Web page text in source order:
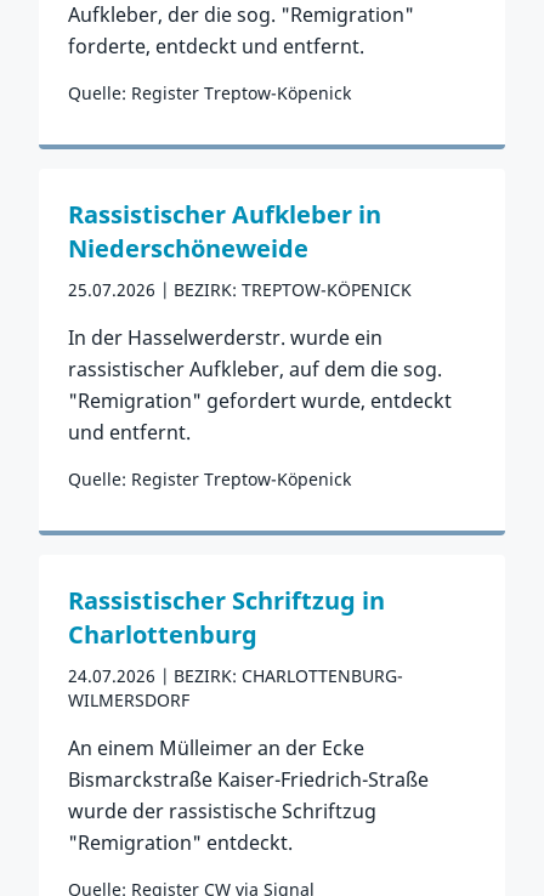
Aufkleber, der die sog. "Remigration"
forderte, entdeckt und entfernt.
Quelle: Register Treptow-Köpenick
Zum Vorfall
Rassistischer Aufkleber in
Niederschöneweide
25.07.2026 BEZIRK: TREPTOW-KÖPENICK
In der Hasselwerderstr. wurde ein
rassistischer Aufkleber, auf dem die sog.
"Remigration" gefordert wurde, entdeckt
und entfernt.
Quelle: Register Treptow-Köpenick
Zum Vorfall
Rassistischer Schriftzug in
Charlottenburg
24.07.2026
BEZIRK: CHARLOTTENBURG-
WILMERSDORF
An einem Mülleimer an der Ecke
Bismarckstraße Kaiser-Friedrich-Straße
wurde der rassistische Schriftzug
"Remigration" entdeckt.
Quelle: Register CW via Signal